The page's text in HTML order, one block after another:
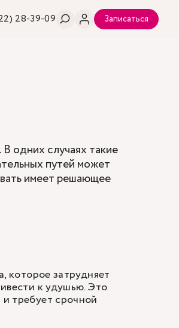
28-39-09 Записаться
одних случаях такие
путей может
имеет решающее
которое затрудняет
к удушью. Это
требует срочной